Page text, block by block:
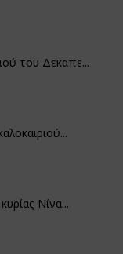
του Δεκαπε...
Νίνα...